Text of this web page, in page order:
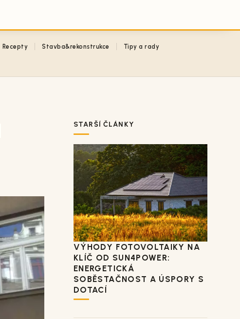
Recepty Stavba&rekonstrukce Tipy a rady
STARŠÍ ČLÁNKY
VÝHODY FOTOVOLTAIKY NA
KLÍČ OD SUN4POWER:
ENERGETICKÁ
SOBĚSTAČNOST A ÚSPORY S
DOTACÍ